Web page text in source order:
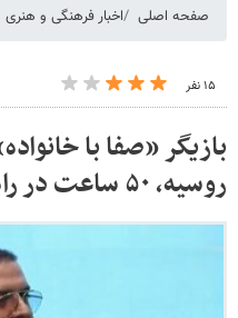
صفحه اصلی اخبار فرهنگی و هنری
۱۵ نفر
بازیگر «صفا با
روسیه، ۵۰ ساعت در راه بودیم